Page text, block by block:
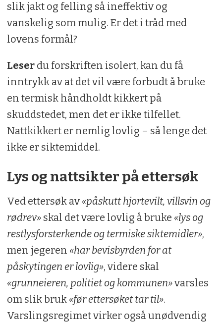
slik jakt og felling så ineffektiv og
vanskelig som mulig. Er det i tråd med
lovens formål?
Leserdu forskriften isolert, kan du få
inntrykk av at det vil være forbudt å bruke
en termisk håndholdt kikkert på
skuddstedet, men det er ikke tilfellet.
Nattkikkert er nemlig lovlig – så lenge det
ikke er siktemiddel.
Lys og nattsikter på ettersøk
Ved ettersøk av «påskutt hjortevilt, villsvin og
rødrev»skal det være lovlig å bruke «lys og
restlysforsterkende og termiske siktemidler»,
men jegeren «har bevisbyrden for at
påskytingen er lovlig», videre skal
«grunneieren, politiet og kommunen»varsles
om slik bruk «før ettersøket tar til».
Varslingsregimet virker også unødvendig